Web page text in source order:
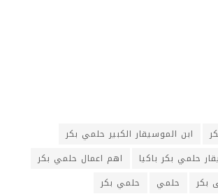
ابن الموسيقار الكبير حلمي بكر
حلمي بكر باكيا
اهم اعمال حلمي بكر
بكر حلمي
حلمي بكر